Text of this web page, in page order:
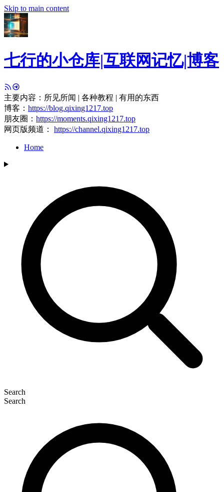
Skip to main content
七行的小仓库|互联网记忆|博客
主要内容：所见所闻 | 各种教程 | 有用的东西
博客： https://blog.qixing1217.top
朋友圈： https://moments.qixing1217.top
网页版频道： https://channel.qixing1217.top
Home
Search
Search